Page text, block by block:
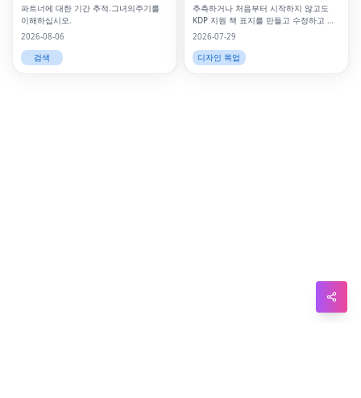
파트너에 대한 기간 추적.그녀의주기를
이해하십시오.
2026-08-06
검색
추측하거나 처음부터 시작하지 않고도
KDP 지원 책 표지를 만들고 수정하고 내
보낼 수 있습니다.
2026-07-29
디자인 목업